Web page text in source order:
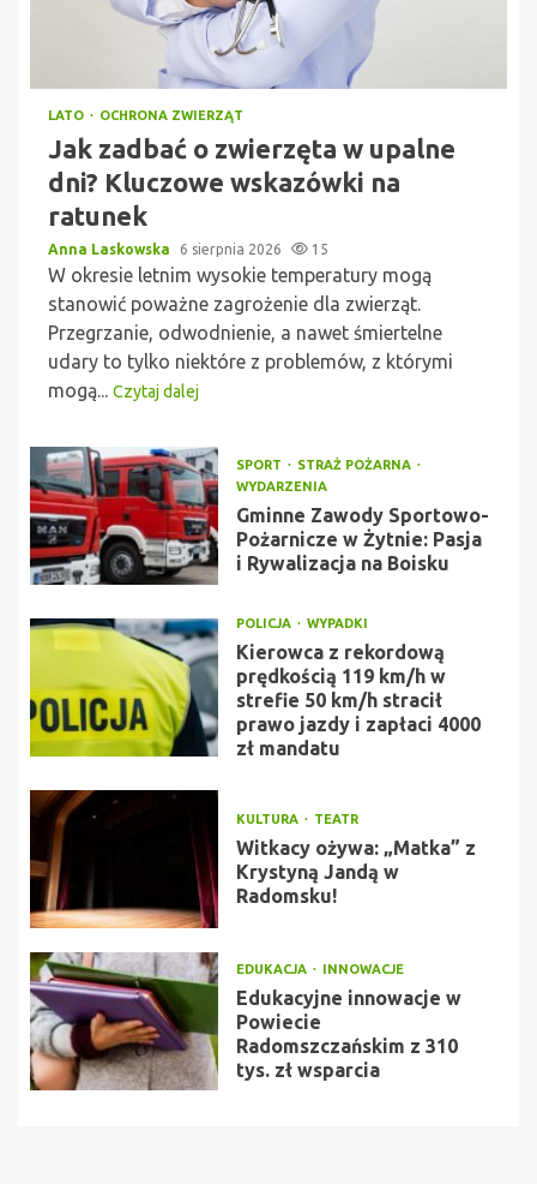
LATO OCHRONA ZWIERZĄT
Jak zadbać o zwierzęta w upalne
dni? Kluczowe wskazówki na
ratunek
Anna Laskowska 6 sierpnia 2026 15
W okresie letnim wysokie temperatury mogą
stanowić poważne zagrożenie dla zwierząt.
Przegrzanie, odwodnienie, a nawet śmiertelne
udary to tylko niektóre z problemów, z którymi
mogą... Czytaj dalej
SPORT
STRAŻ POŻARNA
WYDARZENIA
Gminne Zawody Sportowo-
Pożarnicze w Żytnie: Pasja
i Rywalizacja na Boisku
POLICJA WYPADKI
Kierowca z rekordową
prędkością 119 km/h w
strefie 50 km/h stracił
prawo jazdy i zapłaci 4000
zł mandatu
KULTURA TEATR
Witkacy ożywa: „Matka” z
Krystyną Jandą w
Radomsku!
EDUKACJA INNOWACJE
Edukacyjne innowacje w
Powiecie
Radomszczańskim z 310
tys. zł wsparcia